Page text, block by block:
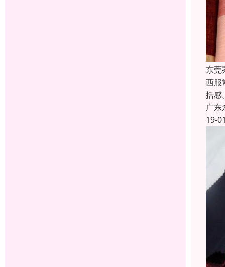
东莞
西服
括感
广东
19-